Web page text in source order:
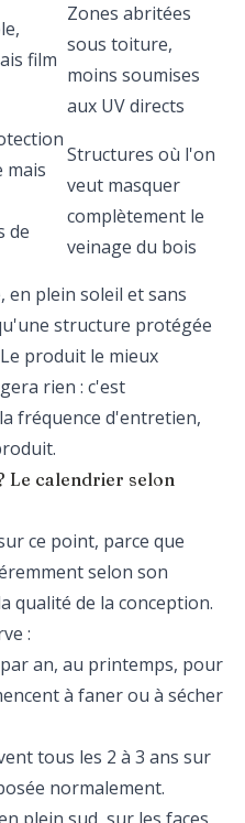
film
Zones abritées
sous toiture,
moins soumises
aux UV directs
mais
de
Structures où l'on
veut masquer
complètement le
veinage du bois
en plein soleil et sans
structure protégée
produit le mieux
rien : c'est
fréquence d'entretien,
Le calendrier selon
ce point, parce que
selon son
qualité de la conception.
:
an, au printemps, pour
à faner ou à sécher
tous les 2 à 3 ans sur
normalement.